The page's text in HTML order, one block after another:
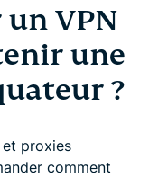
VPN
une
?
et proxies
comment